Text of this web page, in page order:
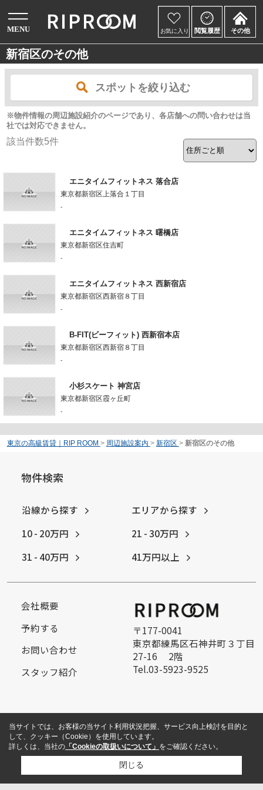
新宿区のその他
スポットを絞り込む
※物件情報の周辺施設紹介のページであり、各店舗への問い合わせは当
社では対応できません。
該当件数5件
エニタイムフィットネス 落合店
東京都新宿区上落合１丁目
-
エニタイムフィットネス 曙橋店
東京都新宿区住吉町
-
エニタイムフィットネス 西新宿店
東京都新宿区西新宿８丁目
-
B-FIT(ビーフィット) 西新宿本店
東京都新宿区西新宿８丁目
-
小杉スケート 神宮店
東京都新宿区霞ヶ丘町
-
東京の高級賃貸｜RIP ROOM > 周辺施設案内 > 新宿区 > 新宿区のその他
物件検索
沿線から探す
エリアから探す
10 - 20万円
21 - 30万円
31 - 40万円
41万円以上
会社概要
予約する
お問い合わせ
スタッフ紹介
〒177-0041
東京都練馬区石神井町３丁目
27-16 2階
Tel.03-5923-9525
当サイトでは、お客様の当サイト利用状況把握、サービス向上検討を目的と
して、クッキー（Cookie）を使用しています。
詳しくは、当社の 「Cookieの取扱いについて」 をご確認ください。
閉じる